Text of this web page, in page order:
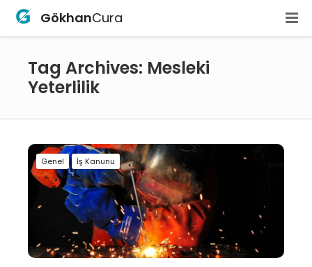
GökhanCura
Tag Archives: Mesleki
Yeterlilik
Genel İş Kanunu